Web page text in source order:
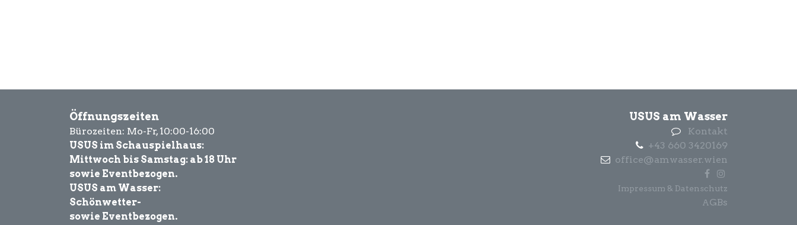
Öffnungszeiten
Bürozeiten: Mo-Fr, 10:00-16:00
USUS im Schauspielhaus:
Mittwoch bis Samstag: ab 18 Uhr
sowie Eventbezogen.
USUS am Wasser:
Schönwetter-
sowie Eventbezogen.
USUS am Wasser
Kontakt
+43 660 3420169
office@amwasser.wien
Impressum & Datenschutz
AGBs